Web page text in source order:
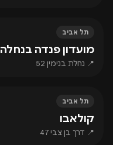
תל אביב
מועדון פנדה בנחלה
📍 נחלת בנימין 52
תל אביב
קולאבו
📍 דרך בן צבי 47